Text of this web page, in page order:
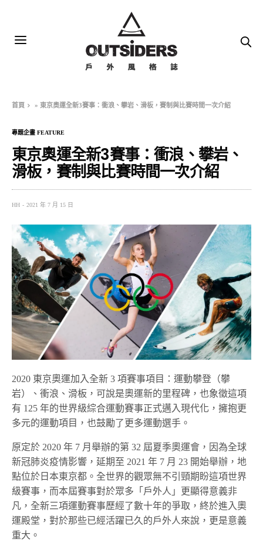
首頁 »東京奧運全新3賽事：衝浪、攀岩、滑板，賽制與比賽時間一次介紹
專題企畫 FEATURE
東京奧運全新3賽事：衝浪、攀岩、
滑板，賽制與比賽時間一次介紹
HH 2021 年 7 月 15 日
2020 東京奧運加入全新 3 項賽事項目：運動攀登（攀
岩）、衝浪、滑板，可說是奧運新的里程碑，也象徵這項
有 125 年的世界級綜合運動賽事正式邁入現代化，擁抱更
多元的運動項目，也鼓勵了更多運動選手。
原定於 2020 年 7 月舉辦的第 32 屆夏季奧運會，因為全球
新冠肺炎疫情影響，延期至 2021 年 7 月 23 開始舉辦，地
點位於日本東京都。全世界的觀眾無不引頸期盼這項世界
級賽事，而本屆賽事對於眾多「戶外人」更顯得意義非
凡，全新三項運動賽事歷經了數十年的爭取，終於進入奧
運殿堂，對於那些已經活躍已久的戶外人來說，更是意義
重大。